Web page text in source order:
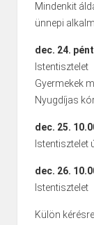
Mindenkit
ünnepi
dec. 24.
Istentisztelet
Gyermekek
Nyugdíjas
dec. 25.
Istentisztelet
dec. 26.
Istentisztelet
Külön